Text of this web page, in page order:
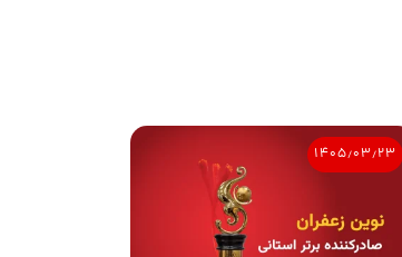
۱۴۰۵٫۰۳٫۲۳